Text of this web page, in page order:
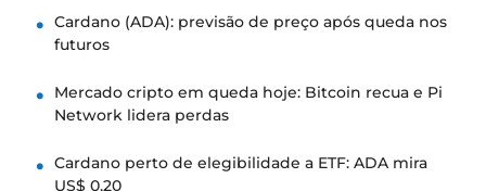
Cardano (ADA): previsão de preço após queda nos
futuros
Mercado cripto em queda hoje: Bitcoin recua e Pi
Network lidera perdas
Cardano perto de elegibilidade a ETF: ADA mira
US$ 0,20